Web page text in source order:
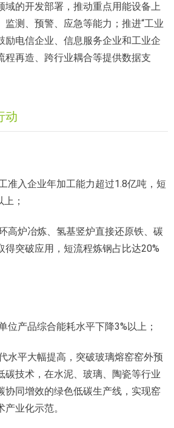
域的开发部署，推动重点用能设备上
监测、预警、应急等能力；推进“工业
励电信企业、信息服务企业和工业企
程再造、跨行业耦合等提供数据支
动
准入企业年加工能力超过1.8亿吨，短
；
高炉冶炼、氢基竖炉直接还原铁、碳
得突破应用，短流程炼钢占比达20%
位产品综合能耗水平下降3%以上；
水平大幅提高，突破玻璃熔窑窑外预
碳技术，在水泥、玻璃、陶瓷等行业
协同增效的绿色低碳生产线，实现窑
业化示范。